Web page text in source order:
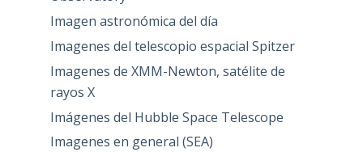
Imagen astronómica del día
Imagenes del telescopio espacial Spitzer
Imagenes de XMM-Newton, satélite de
rayos X
Imágenes del Hubble Space Telescope
Imagenes en general (SEA)